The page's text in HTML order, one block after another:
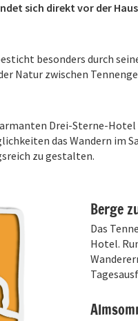
sich direkt vor der
besonders durch
Natur zwischen
Drei-Sterne-
das Wandern im
zu gestalten.
Berge
Das
Hotel.